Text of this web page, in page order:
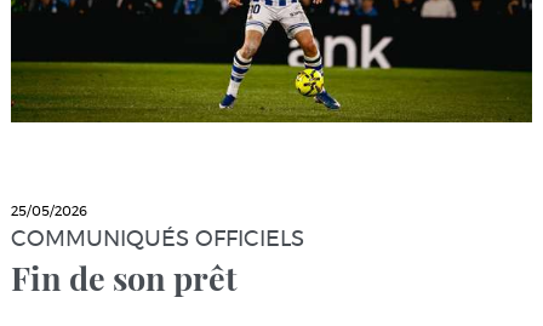
25/05/2026
COMMUNIQUÉS OFFICIELS
Fin de son prêt